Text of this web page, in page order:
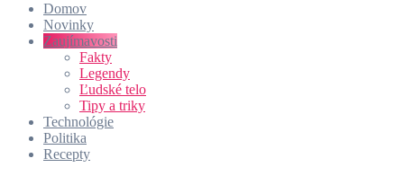
Domov
Novinky
Zaujímavosti
Fakty
Legendy
Ľudské telo
Tipy a triky
Technológie
Politika
Recepty